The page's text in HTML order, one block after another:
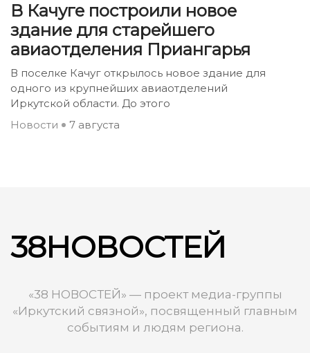
В Качуге построили новое
здание для старейшего
авиаотделения Приангарья
В поселке Качуг открылось новое здание для
одного из крупнейших авиаотделений
Иркутской области. До этого
Новости
7 августа
38НОВОСТЕЙ
«38 НОВОСТЕЙ» — проект медиа-группы
«Иркутский связной», посвященный главным
событиям и людям региона.